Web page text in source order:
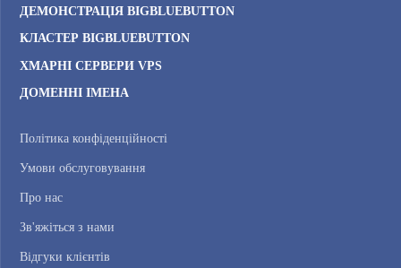
ДЕМОНСТРАЦІЯ BIGBLUEBUTTON
КЛАСТЕР BIGBLUEBUTTON
ХМАРНІ СЕРВЕРИ VPS
ДОМЕННІ ІМЕНА
Політика конфіденційності
Умови обслуговування
Про нас
Зв'яжіться з нами
Відгуки клієнтів